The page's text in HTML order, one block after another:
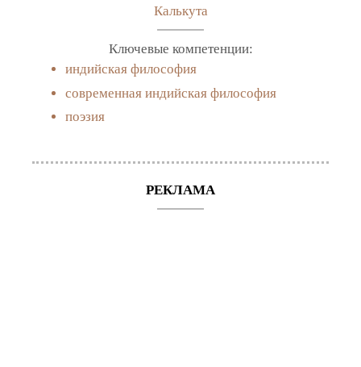
Калькута
Ключевые компетенции:
индийская философия
современная индийская философия
поэзия
РЕКЛАМА